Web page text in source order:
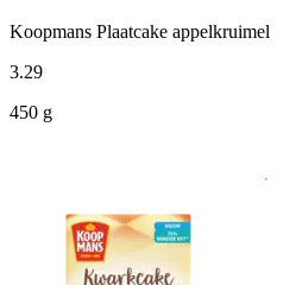
Koopmans Plaatcake appelkruimel
3.29
450 g